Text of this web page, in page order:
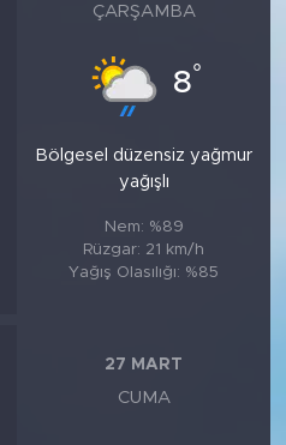
ÇARŞAMBA
8°
Bölgesel düzensiz yağmur
yağışlı
Nem: %89
Rüzgar: 21 km/h
Yağış Olasılığı: %85
27 MART
CUMA